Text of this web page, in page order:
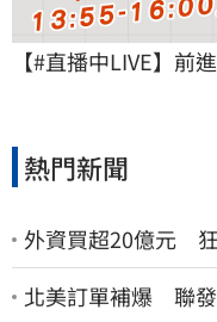
【#直播中LIVE】前
熱門新聞
外資買超20億元 狂
北美訂單補爆 聯發